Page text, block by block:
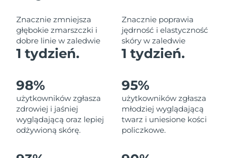
Znacznie zmniejsza
głębokie zmarszczki i
dobre linie w zaledwie
1 tydzień.
Znacznie poprawia
jędrność i elastyczność
skóry w zaledwie
1 tydzień.
98%
użytkowników zgłasza
zdrowiej i jaśniej
wyglądającą oraz lepiej
odżywioną skórę.
95%
użytkowników zgłasza
młodziej wyglądającą
twarz i uniesione kości
policzkowe.
Kuwejt
Łotwa
Oczekiwany czas dostawy
Liban
Oczekiwany czas dostawy
Litwa
Oczekiwany czas dostawy
8/11/26
Luksemburg
Oczekiwany czas dostawy
SRA Makau (Chiny)